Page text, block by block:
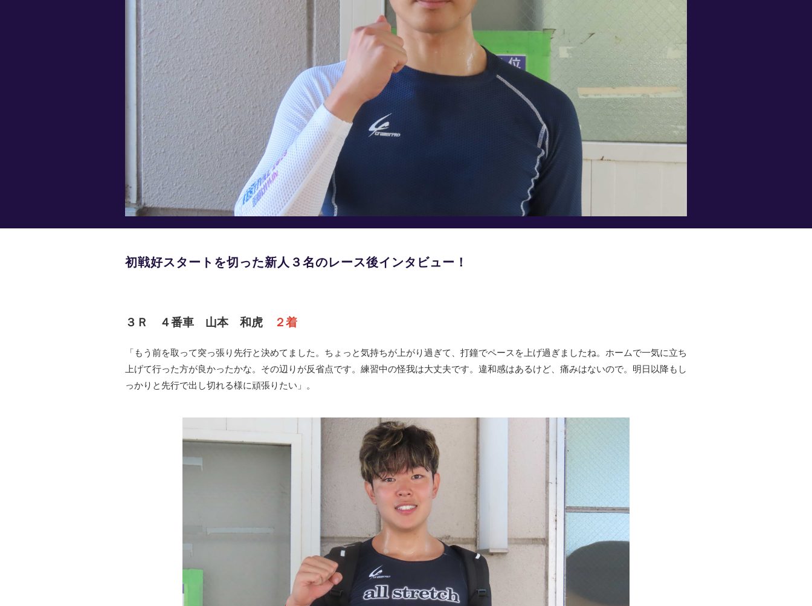
初戦好スタートを切った新人３名のレース後インタビュー！
３Ｒ ４番車 山本 和虎 ２着
「もう前を取って突っ張り先行と決めてました。ちょっと気持ちが上がり過ぎて、打鐘でペースを上げ過ぎましたね。ホームで一気に立ち
上げて行った方が良かったかな。その辺りが反省点です。練習中の怪我は大丈夫です。違和感はあるけど、痛みはないので。明日以降もし
っかりと先行で出し切れる様に頑張りたい」。